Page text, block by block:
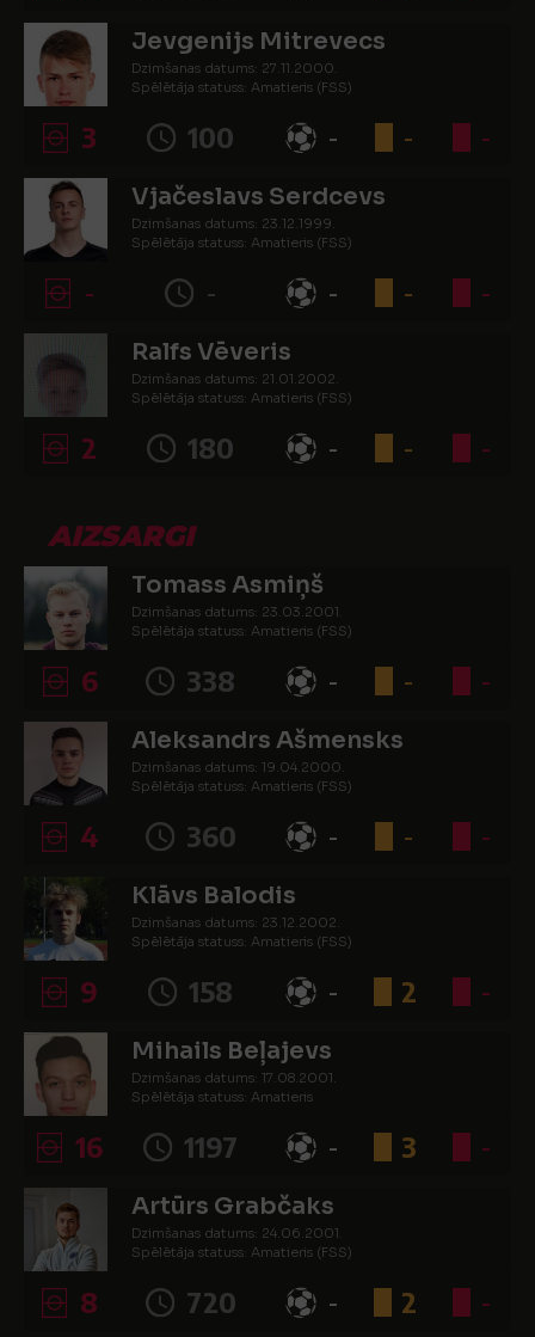
Jevgenijs Mitrevecs
Dzimšanas datums: 27.11.2000.
Spēlētāja statuss: Amatieris (FSS)
3 100 - - -
Vjačeslavs Serdcevs
Dzimšanas datums: 23.12.1999.
Spēlētāja statuss: Amatieris (FSS)
- - - - -
Ralfs Vēveris
Dzimšanas datums: 21.01.2002.
Spēlētāja statuss: Amatieris (FSS)
2 180 - - -
AIZSARGI
Tomass Asmiņš
Dzimšanas datums: 23.03.2001.
Spēlētāja statuss: Amatieris (FSS)
6 338 - - -
Aleksandrs Ašmensks
Dzimšanas datums: 19.04.2000.
Spēlētāja statuss: Amatieris (FSS)
4 360 - - -
Klāvs Balodis
Dzimšanas datums: 23.12.2002.
Spēlētāja statuss: Amatieris (FSS)
9 158 - 2 -
Mihails Beļajevs
Dzimšanas datums: 17.08.2001.
Spēlētāja statuss: Amatieris
16 1197 - 3 -
Artūrs Grabčaks
Dzimšanas datums: 24.06.2001.
Spēlētāja statuss: Amatieris (FSS)
8 720 - 2 -